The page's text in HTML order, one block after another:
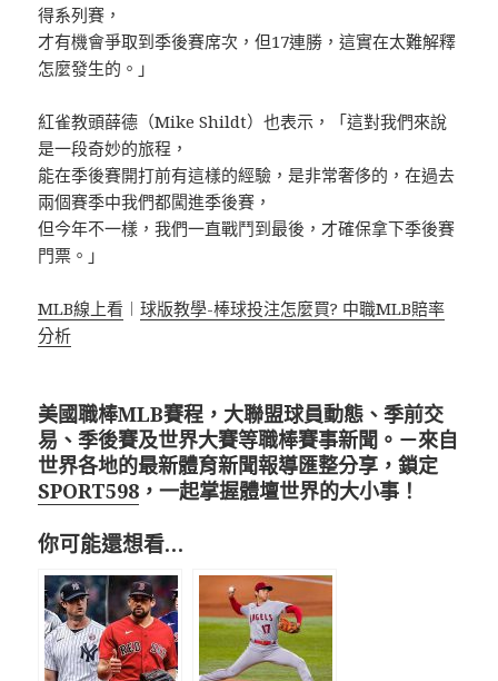
得系列賽，
才有機會爭取到季後賽席次，但17連勝，這實在太難解釋
怎麼發生的。」
紅雀教頭薛德（Mike Shildt）也表示，「這對我們來說
是一段奇妙的旅程，
能在季後賽開打前有這樣的經驗，是非常奢侈的，在過去
兩個賽季中我們都闖進季後賽，
但今年不一樣，我們一直戰鬥到最後，才確保拿下季後賽
門票。」
MLB線上看 ︱球版教學-棒球投注怎麼買? 中職MLB賠率
分析
美國職棒MLB賽程，大聯盟球員動態、季前交
易、季後賽及世界大賽等職棒賽事新聞。－來自
世界各地的最新體育新聞報導匯整分享，鎖定
SPORT598 ，一起掌握體壇世界的大小事！
你可能還想看…